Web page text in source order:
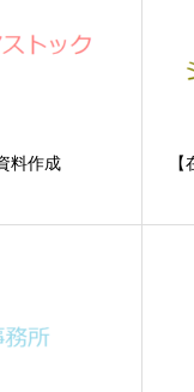
料作成